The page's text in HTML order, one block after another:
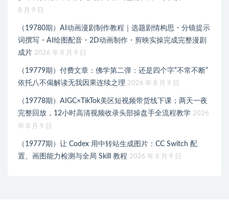
8 月 9 日
（19780期）AI动画漫剧制作教程｜选题剧情构思・分镜提示
词撰写・AI绘图配音・2D动画制作・剪映实操完成完整漫剧
成片 2026 年 8 月 9 日
（19779期）付费文章：佛学第二弹：还是四个字“不常不断”
依托八不偈解读无我因果连续之理 2026 年 8 月 9 日
（19778期）AIGC×TikTok美区短视频带货线下课；两天一夜
完整回放，12小时高清视频收录头部操盘手全流程教学 2026
年 8 月 9 日
（19777期）让 Codex 用中转站生成图片：CC Switch 配
置、画图能力检测与全局 Skill 教程 2026 年 8 月 9 日